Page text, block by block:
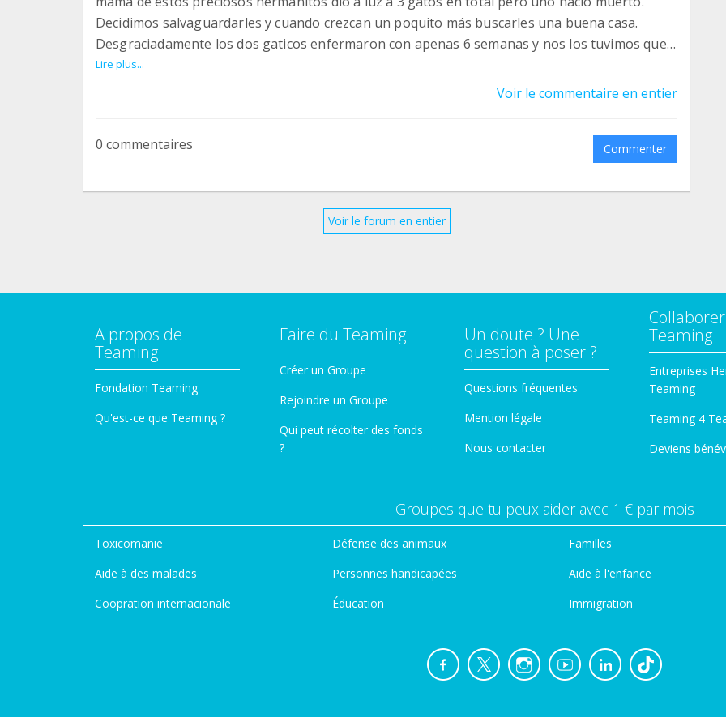
Decidimos salvaguardarles y cuando crezcan un poquito más buscarles una buena casa.
Desgraciadamente los dos gaticos enfermaron con apenas 6 semanas y nos los tuvimos que
llevar antes de lo pensado para poder darles la atención veterinaria tan necesaria en aquel
Lire plus...
Voir le commentaire en entier
0 commentaires Commenter
Voir le forum en entier
A propos de
Teaming
Fondation Teaming
Qu'est-ce que Teaming ?
Faire du Teaming
Créer un Groupe
Rejoindre un Groupe
Qui peut récolter des fonds
?
Un doute ? Une
question à poser ?
Questions fréquentes
Mention légale
Nous contacter
Teaming
Entreprises
Teaming
Teaming 4
Deviens
Groupes que tu peux aider avec 1 € par mois
Toxicomanie
Aide à des malades
Coopration internacionale
Défense des animaux
Personnes handicapées
Éducation
Familles
Aide à l'enfance
Immigration